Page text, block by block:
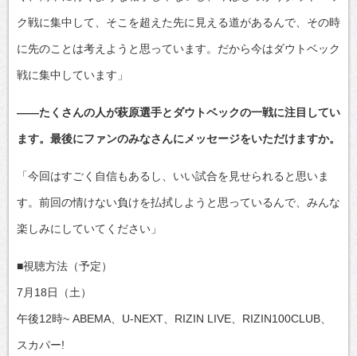
ク戦に集中して、そこを超えた先に見える道があるんで、その時
に先のことは考えようと思っています。だから今はダウトベック
戦に集中しています」
――たくさんの人が萩原選手とダウトベックの一戦に注目してい
ます。最後にファンのみなさんにメッセージをいただけますか。
「今回はすごく自信もあるし、いい試合を見せられると思いま
す。前回の情けない負けを払拭しようと思っているんで、みんな
楽しみにしていてください」
■視聴方法（予定）
7月18日（土）
午後12時~ ABEMA、U-NEXT、RIZIN LIVE、RIZIN100CLUB、
スカパー!